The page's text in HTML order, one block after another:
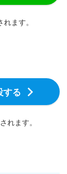
ます。
する
れます。